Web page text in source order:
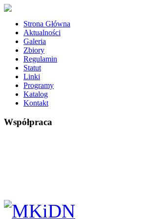
Strona Główna
Aktualności
Galeria
Zbiory
Regulamin
Statut
Linki
Programy
Katalog
Kontakt
Współpraca